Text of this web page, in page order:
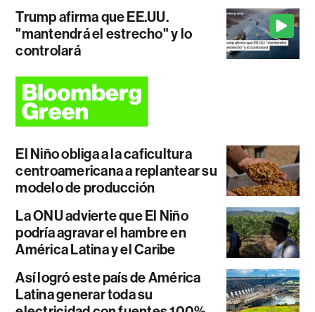
Trump afirma que EE.UU.
"mantendrá el estrecho" y lo
controlará
El Niño obliga a la caficultura
centroamericana a replantear su
modelo de producción
La ONU advierte que El Niño
podría agravar el hambre en
América Latina y el Caribe
Así logró este país de América
Latina generar toda su